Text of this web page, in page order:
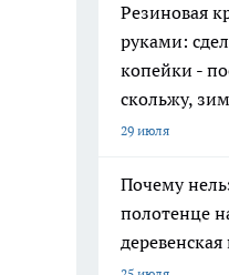
Резиновая
руками:
копейки -
скольжу,
29 июля
Почему
полотенце